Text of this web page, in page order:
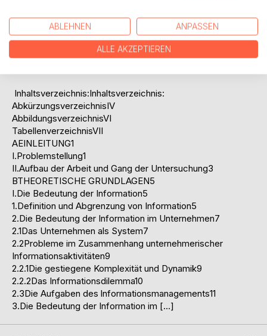
Empfehlungen für kleine und mittlere Unternehmen
abgeleitet.
Die Diplomarbeit haben wir im Februar 1997 am Lehrstuhl
für Mittelstandsökonomie der Universität Trier angefertigt
Inhaltsverzeichnis:Inhaltsverzeichnis:
AbkürzungsverzeichnisIV
AbbildungsverzeichnisVI
TabellenverzeichnisVII
AEINLEITUNG1
I.Problemstellung1
II.Aufbau der Arbeit und Gang der Untersuchung3
BTHEORETISCHE GRUNDLAGEN5
I.Die Bedeutung der Information5
1.Definition und Abgrenzung von Information5
2.Die Bedeutung der Information im Unternehmen7
2.1Das Unternehmen als System7
2.2Probleme im Zusammenhang unternehmerischer
Informationsaktivitäten9
2.2.1Die gestiegene Komplexität und Dynamik9
2.2.2Das Informationsdilemma10
2.3Die Aufgaben des lnformationsmanagements11
3.Die Bedeutung der Information im […]
ABLEHNEN ANPASSEN
ALLE AKZEPTIEREN